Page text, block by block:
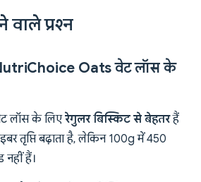
प्रश्न
Oats वेट लॉस के
लॉस के लिएरेगुलर बिस्किट से बेहतरहैं
तृप्ति बढ़ाता है, लेकिन 100g में 450
नहीं हैं।